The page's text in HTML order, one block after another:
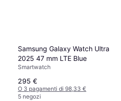
Samsung Galaxy Watch Ultra
2025 47 mm LTE Blue
Smartwatch
295 €
O 3 pagamenti di 98,33 €
5 negozi